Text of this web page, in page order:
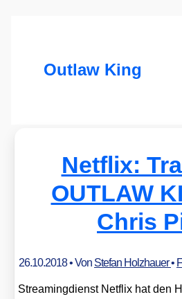
Outlaw King
Netflix:
OUTLAW
Chris
26.10.2018• Von Stefan Holzhauer•
Strea­ming­dienst Net­flix hat den